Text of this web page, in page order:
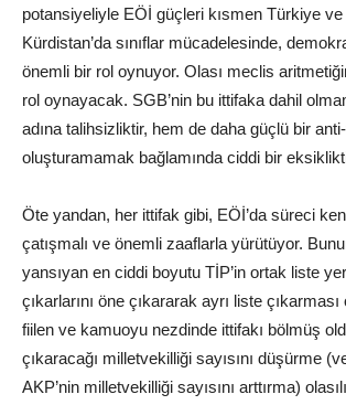
potansiyeliyle EÖİ güçleri kısmen Türkiye
Kürdistan’da sınıflar mücadelesinde,
önemli bir rol oynuyor. Olası meclis
rol oynayacak. SGB’nin bu ittifaka dahil
adına talihsizliktir, hem de daha güçlü bir
oluşturamamak bağlamında ciddi bir
Öte yandan, her ittifak gibi, EÖİ’da süreci
çatışmalı ve önemli zaaflarla yürütüyor.
yansıyan en ciddi boyutu TİP’in ortak liste
çıkarlarını öne çıkararak ayrı liste
fiilen ve kamuoyu nezdinde ittifakı bölmüş
çıkaracağı milletvekilliği sayısını düşürme
AKP’nin milletvekilliği sayısını arttırma)